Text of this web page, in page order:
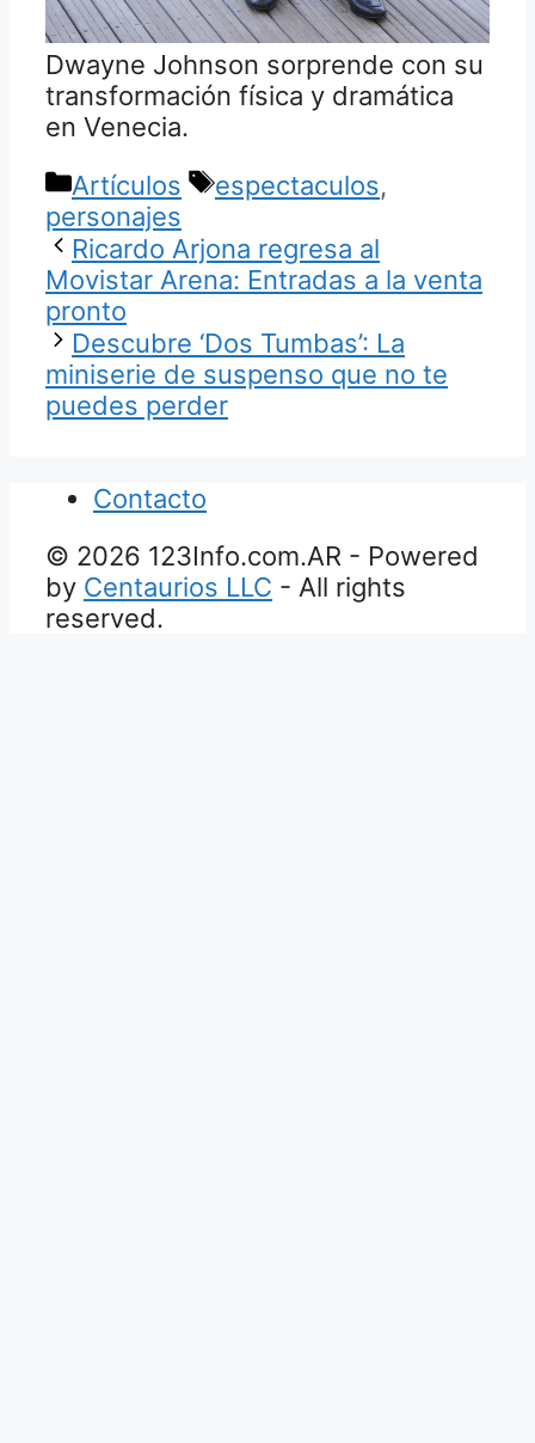
Dwayne Johnson sorprende con su
transformación física y dramática
en Venecia.
Categorías
Artículos Etiquetas
espectaculos,
personajes
Ricardo Arjona regresa al
Movistar Arena: Entradas a la venta
pronto
Descubre ‘Dos Tumbas’: La
miniserie de suspenso que no te
puedes perder
Contacto
© 2026 123Info.com.AR - Powered
by Centaurios LLC - All rights
reserved.